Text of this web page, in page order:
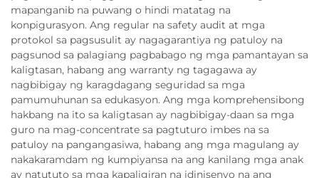
mapanganib na puwang o hindi matatag na
konpigurasyon. Ang regular na safety audit at mga
protokol sa pagsusulit ay nagagarantiya ng patuloy na
pagsunod sa palagiang pagbabago ng mga pamantayan sa
kaligtasan, habang ang warranty ng tagagawa ay
nagbibigay ng karagdagang seguridad sa mga
pamumuhunan sa edukasyon. Ang mga komprehensibong
hakbang na ito sa kaligtasan ay nagbibigay-daan sa mga
guro na mag-concentrate sa pagtuturo imbes na sa
patuloy na pangangasiwa, habang ang mga magulang ay
nakakaramdam ng kumpiyansa na ang kanilang mga anak
ay natututo sa mga kapaligiran na idinisenyo na ang